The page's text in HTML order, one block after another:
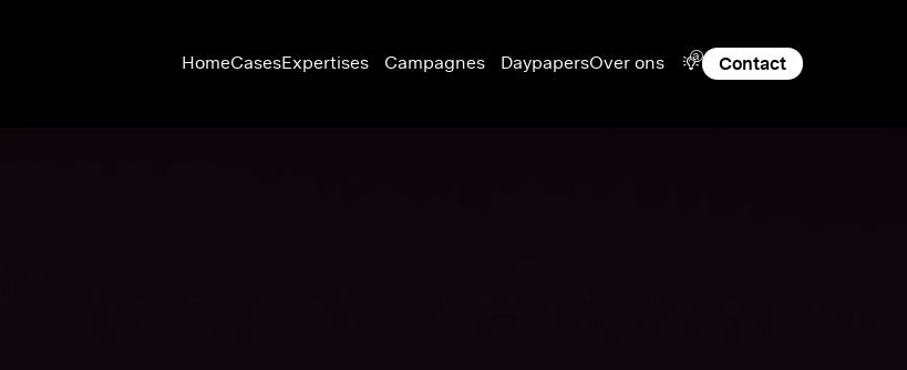
HomeCasesExpertises Campagnes DaypapersOver ons a Contact